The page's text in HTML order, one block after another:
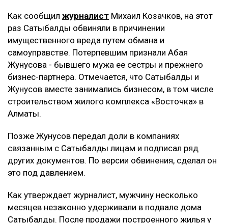
Как сообщил журналист Михаил Козачков, на этот
раз Сатыбалды обвиняли в причинении
имущественного вреда путем обмана и
самоуправстве. Потерпевшим признали Абая
Жунусова - бывшего мужа ее сестры и прежнего
бизнес-партнера. Отмечается, что Сатыбалды и
Жунусов вместе занимались бизнесом, в том числе
строительством жилого комплекса «Восточка» в
Алматы.
Позже Жунусов передал доли в компаниях
связанным с Сатыбалды лицам и подписал ряд
других документов. По версии обвинения, сделал он
это под давлением.
Как утверждает журналист, мужчину несколько
месяцев незаконно удерживали в подвале дома
Сатыбалды. После продажи построенного жилья у